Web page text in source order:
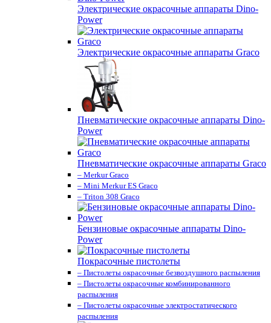
Электрические окрасочные аппараты Dino-
Power
Электрические окрасочные аппараты Graco
Пневматические окрасочные аппараты Dino-
Power
Пневматические окрасочные аппараты Graco
– Merkur Graco
– Mini Merkur ES Graco
– Triton 308 Graco
Бензиновые окрасочные аппараты Dino-
Power
Покрасочные пистолеты
– Пистолеты окрасочные безвоздушного распыления
– Пистолеты окрасочные комбинированного
распыления
– Пистолеты окрасочные электростатического
распыления